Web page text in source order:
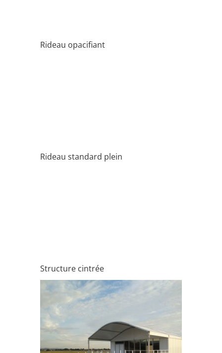
Rideau opacifiant
Rideau standard plein
Structure cintrée